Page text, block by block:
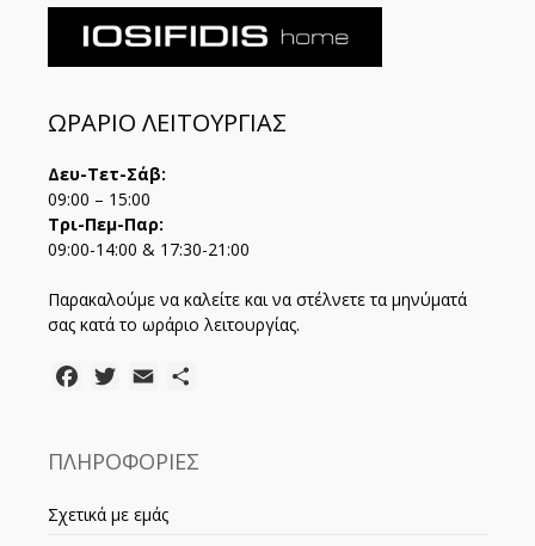
ΩΡΑΡΙΟ ΛΕΙΤΟΥΡΓΙΑΣ
Δευ-Τετ-Σάβ:
09:00 – 15:00
Τρι-Πεμ-Παρ:
09:00-14:00 & 17:30-21:00
Παρακαλούμε να καλείτε και να στέλνετε τα μηνύματά
σας κατά το ωράριο λειτουργίας.
FacebookTwitter
Email
ΠΛΗΡΟΦΟΡΙΕΣ
Σχετικά με εμάς